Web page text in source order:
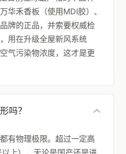
华禾香板（使用MDI胶）、
牌的正品，并索要权威检
用在升级全屋新风系统
气污染物浓度，这才是更
吗？
有物理极限。超过一定高